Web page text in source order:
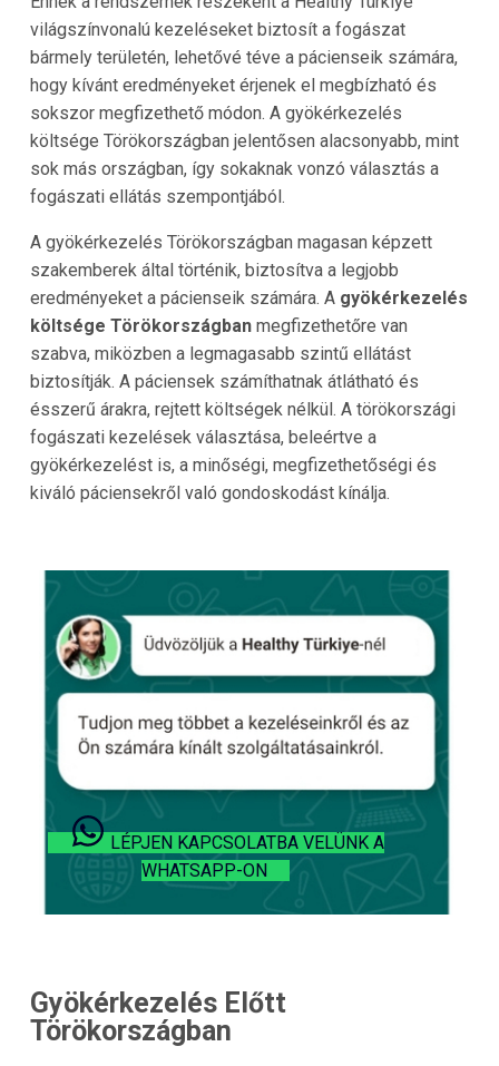
világszínvonalú kezeléseket biztosít a fogászat
bármely területén, lehetővé téve a pácienseik számára,
hogy kívánt eredményeket érjenek el megbízható és
sokszor megfizethető módon. A gyökérkezelés
költsége Törökországban jelentősen alacsonyabb, mint
sok más országban, így sokaknak vonzó választás a
fogászati ellátás szempontjából.
A gyökérkezelés Törökországban magasan képzett
szakemberek által történik, biztosítva a legjobb
eredményeket a pácienseik számára. A gyökérkezelés
költsége Törökországbanmegfizethetőre van
szabva, miközben a legmagasabb szintű ellátást
biztosítják. A páciensek számíthatnak átlátható és
ésszerű árakra, rejtett költségek nélkül. A törökországi
fogászati kezelések választása, beleértve a
gyökérkezelést is, a minőségi, megfizethetőségi és
kiváló páciensekről való gondoskodást kínálja.
LÉPJEN KAPCSOLATBA VELÜNK A
WHATSAPP-ON
Gyökérkezelés Előtt
Törökországban